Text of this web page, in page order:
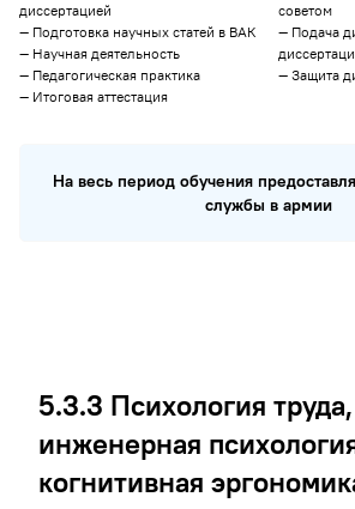
диссертацией
— Подготовка научных статей в ВАК
— Научная деятельность
— Педагогическая практика
— Итоговая аттестация
советом
— Подача
— Защита
На весь период обучения
службы в армии
5.3.3 Психология труда,
инженерная
когнитивная